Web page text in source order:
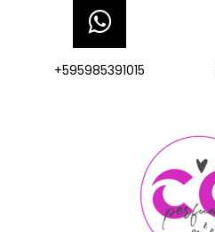
+595985391015